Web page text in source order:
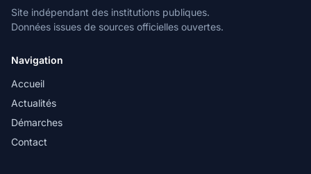
Site indépendant des institutions publiques.
Données issues de sources officielles ouvertes.
Navigation
Accueil
Actualités
Démarches
Contact